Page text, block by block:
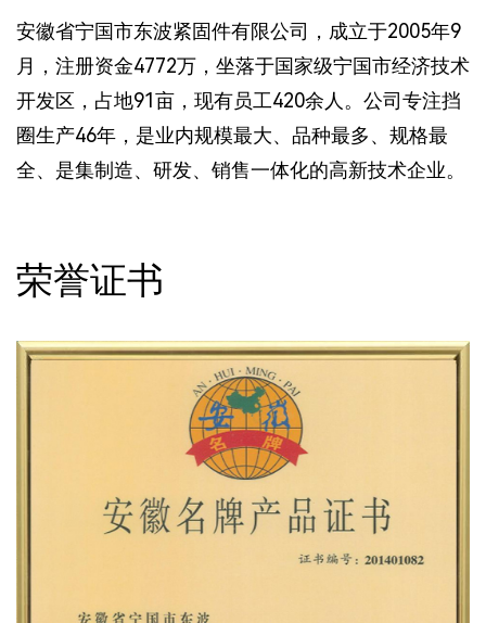
安徽省宁国市东波紧固件有限公司，成立于2005年9
月，注册资金4772万，坐落于国家级宁国市经济技术
开发区，占地91亩，现有员工420余人。公司专注挡
圈生产46年，是业内规模最大、品种最多、规格最
全、是集制造、研发、销售一体化的高新技术企业。
荣誉证书